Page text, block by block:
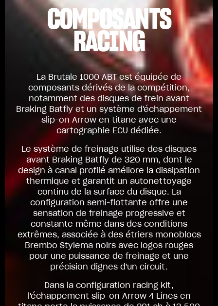
COMPOSANTS
RACING
La Brutale 1000 ABT est équipée de
composants dérivés de la compétition,
notamment des disques de frein avant
Braking Batfly et un système d'échappement
slip-on Arrow en titane avec une
cartographie ECU dédiée.
Le système de freinage utilise des disques
avant Braking Batfly de 320 mm, dont le
design à canal profilé améliore la dissipation
thermique et garantit un autonettoyage
continu de la surface du disque. La
configuration semi-flottante offre une
sensation de freinage progressive et
constante même dans des conditions
extrêmes, associée à des étriers monoblocs
Brembo Stylema noirs avec logos rouges
pour une puissance de freinage et une
précision dignes d'un circuit.
Dans la configuration racing kit,
l'échappement slip-on Arrow 4 Lines en